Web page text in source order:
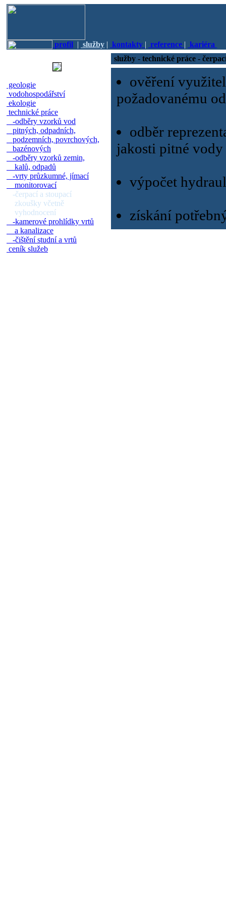
profil | služby | kontakty | reference | kariéra
geologie
vodohospodářství
ekologie
technické práce
-odběry vzorků vod
pitných, odpadních,
podzemních, povrchových,
bazénových
-odběry vzorků zemin,
kalů, odpadů
-vrty průzkumné, jímací
monitorovací
-čerpací a stoupací
zkoušky včetně
vyhodnocení
-kamerové prohlídky vrtů
a kanalizace
-čištění studní a vrtů
ceník služeb
služby - technické práce -
ověření
požadovanému
odběr
jakosti pitné
výpočet
získání